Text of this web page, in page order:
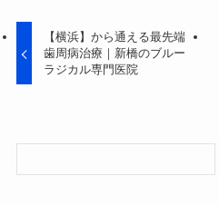
【横浜】から通える最先端
歯周病治療｜新橋のブルー
ラジカル専門医院